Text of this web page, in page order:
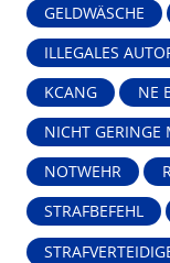
GELDWÄSCHE
ILLEGALES
KCANG NE
NICHT GERINGE
NOTWEHR
STRAFBEFEHL